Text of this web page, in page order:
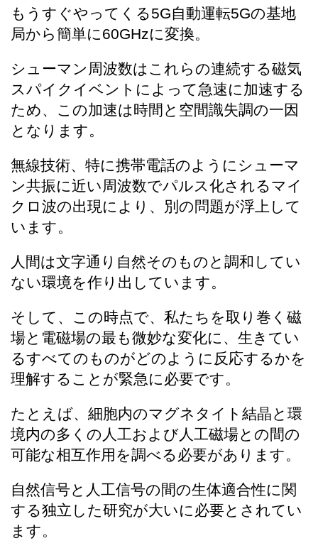
​​もうすぐやってくる5G自動運転5Gの基地
局から簡単に​60GHzに変換。
シューマン周波数はこれらの連続する磁気
スパイクイベントによって急速に加速する
ため、この加速は時間と空間識失調の一因
となります。
無線技術、特に携帯電話のようにシューマ
ン共振に近い周波数でパルス化されるマイ
クロ波の出現により、別の問題が浮上して
います。
人間は文字通り自然そのものと調和してい
ない環境を作り出しています。
そして、この時点で、私たちを取り巻く磁
場と電磁場の最も微妙な変化に、生きてい
るすべてのものがどのように反応するかを
理解することが緊急に必要です。
たとえば、細胞内のマグネタイト結晶と環
境内の多くの人工および人工磁場との間の
可能な相互作用を調べる必要があります。
自然信号と人工信号の間の生体適合性に関
する独立した研究が大いに必要とされてい
ます。